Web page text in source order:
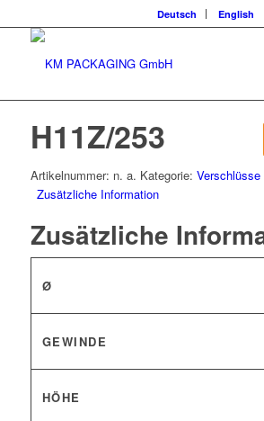
Deutsch English
H11Z/253
Artikelnummer: n. a. Kategorie:
Zusätzliche Information
Zusätzliche
Ø
GEWINDE
HÖHE